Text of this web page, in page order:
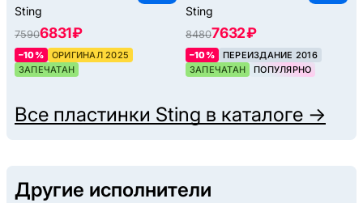
Sting
75906831 ₽
–10%
ОРИГИНАЛ 2025
ЗАПЕЧАТАН
Sting
84807632 ₽
–10%
ПЕРЕИЗДАНИЕ 2016
ЗАПЕЧАТАН
ПОПУЛЯРНО
Все пластинки Sting в каталоге →
Другие исполнители